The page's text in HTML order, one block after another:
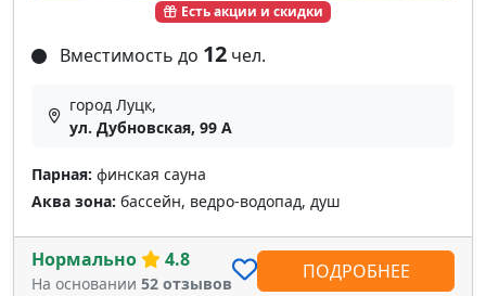
Есть акции и скидки
Вместимость до 12 чел.
город Луцк,
ул. Дубновская, 99 А
Парная: финская сауна
Аква зона: бассейн, ведро-водопад, душ
Нормально 4.8
На основании 52 отзывов
ПОДРОБНЕЕ